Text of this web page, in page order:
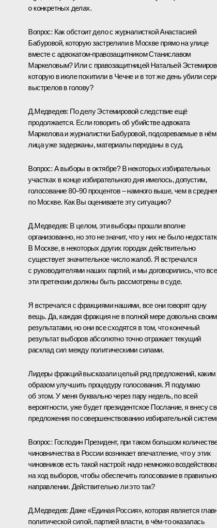
о конкретных делах.
Вопрос: Как обстоит дело с журналисткой Анастасией
Бабуровой, которую застрелили в Москве прямо на улице
вместе с адвокатом-правозащитником Станиславом
Маркеловым? Или с правозащитницей Натальей
которую в июле похитили в Чечне и в тот же день убили
выстрелов в голову?
Д.Медведев: По делу Эстемировой следствие ещё
продолжается. Если говорить об убийстве адвоката
Маркелова и журналистки Бабуровой, подозреваемые в нём
лица уже задержаны, материалы переданы в суд.
Вопрос: А выборы в октябре? В некоторых избирательных
участках в конце избирательного дня имелось, допустим,
голосование 80–90 процентов – намного выше, чем в
по Москве. Как Вы оцениваете эту ситуацию?
Д.Медведев: В целом, эти выборы прошли вполне
организованно, но это не значит, что у них не было
В Москве, в некоторых других городах действительно
существует значительное число жалоб. Я встречался
с руководителями наших партий, и мы договорились, что все
эти претензии должны быть рассмотрены в суде.
Я встречался с фракциями нашими, все они говорят одну
вещь. Да, каждая фракция не в полной мере довольна
результатами, но они все сходятся в том, что конечный
результат выборов абсолютно точно отражает текущий
расклад сил между политическими силами.
Лидеры фракций высказали целый ряд предложений, каким
образом улучшить процедуру голосования. Я подумаю
об этом. У меня буквально через пару недель, по всей
вероятности, уже будет президентское Послание, я внесу
предложения по совершенствованию избирательной
Вопрос: Господин Президент, при таком большом
чиновничества в России возникает впечатление, что у этих
чиновников есть такой настрой: надо немножко
на ход выборов, чтобы обеспечить голосование в
направлении. Действительно ли это так?
Д.Медведев: Даже «Единая Россия», которая является
политической силой, партией власти, в чём‑то оказалась